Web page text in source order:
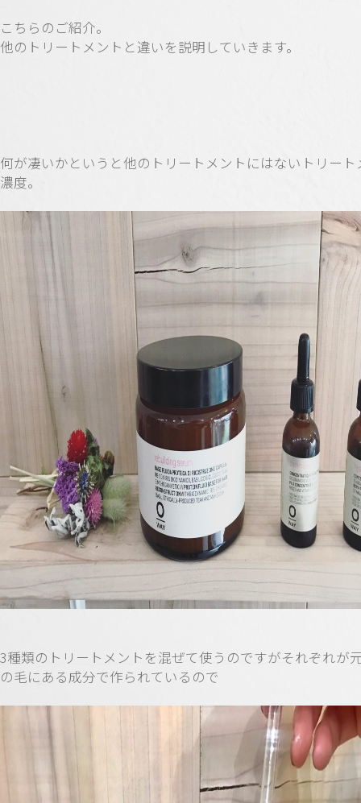
こちらのご紹介。
他のトリートメントと違いを説明していきます。
何が凄いかというと他のトリートメントにはないトリート
濃度。
3種類のトリートメントを混ぜて使うのですがそれぞれが
の毛にある成分で作られているので